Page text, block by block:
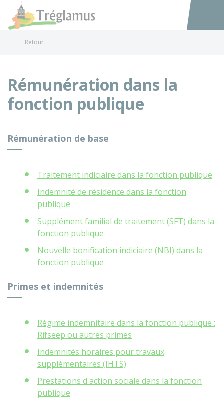
Accéder
Retour
Rémunération dans la
fonction publique
Rémunération de base
Traitement indiciaire dans la fonction publique
Indemnité de résidence dans la fonction
publique
Supplément familial de traitement (SFT) dans la
fonction publique
Nouvelle bonification indiciaire (NBI) dans la
fonction publique
Primes et indemnités
Régime indemnitaire dans la fonction publique :
Rifseep ou autres primes
Indemnités horaires pour travaux
supplémentaires (IHTS)
Prestations d'action sociale dans la fonction
publique